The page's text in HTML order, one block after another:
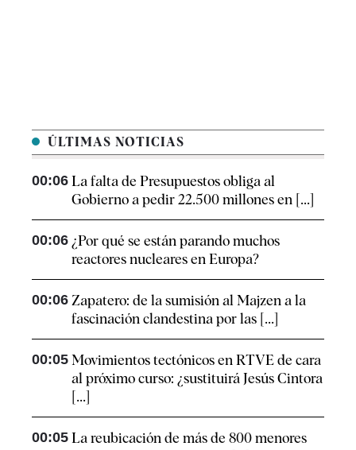
ÚLTIMAS NOTICIAS
00:06 La falta de Presupuestos obliga al
Gobierno a pedir 22.500 millones en [...]
00:06 ¿Por qué se están parando muchos
reactores nucleares en Europa?
00:06 Zapatero: de la sumisión al Majzen a la
fascinación clandestina por las [...]
00:05 Movimientos tectónicos en RTVE de cara
al próximo curso: ¿sustituirá Jesús Cintora
[...]
00:05 La reubicación de más de 800 menores